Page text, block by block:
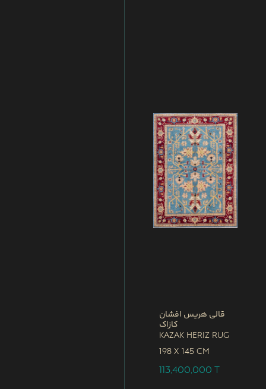
قالی هریس افشان
کازاک
Kazak Heriz Rug
198 x 145 CM
113,400,000T